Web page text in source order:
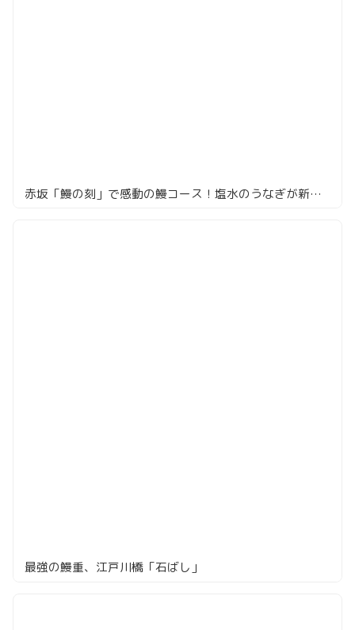
赤坂「鰻の刻」で感動の鰻コース！塩水のうなぎが新感覚
最強の鰻重、江戸川橋「石ばし」